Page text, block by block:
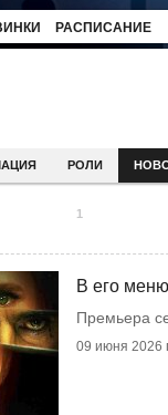
РАСПИСАНИЕ
РОЛИ
1
В его
Премьера
09 июня 2026